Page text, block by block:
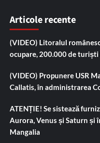
Articole recente
(VIDEO) Litoralul
ocupare, 200.000 de turiști
(VIDEO) Propunere USR
Callatis, în administrarea
ATENȚIE! Se sistează
Aurora, Venus și Saturn și
Mangalia